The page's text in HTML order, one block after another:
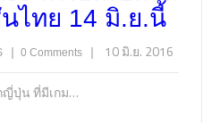
ไทย 14 มิ.ย.นี้
| 0 Comments | 10 มิ.ย. 2016
ญี่ปุ่น ที่มีเกม…